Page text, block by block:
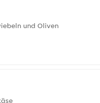
und Oliven